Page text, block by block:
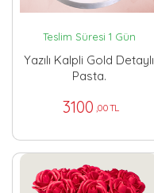
Teslim Süresi 1 Gün
Yazılı Kalpli Gold Detaylı
Pasta.
3100 ,00 TL